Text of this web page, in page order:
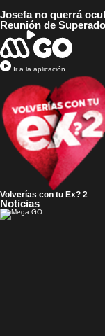
Josefa no querrá
Reunión de
Ir a la aplicación
Volverías con tu Ex? 2
Noticias